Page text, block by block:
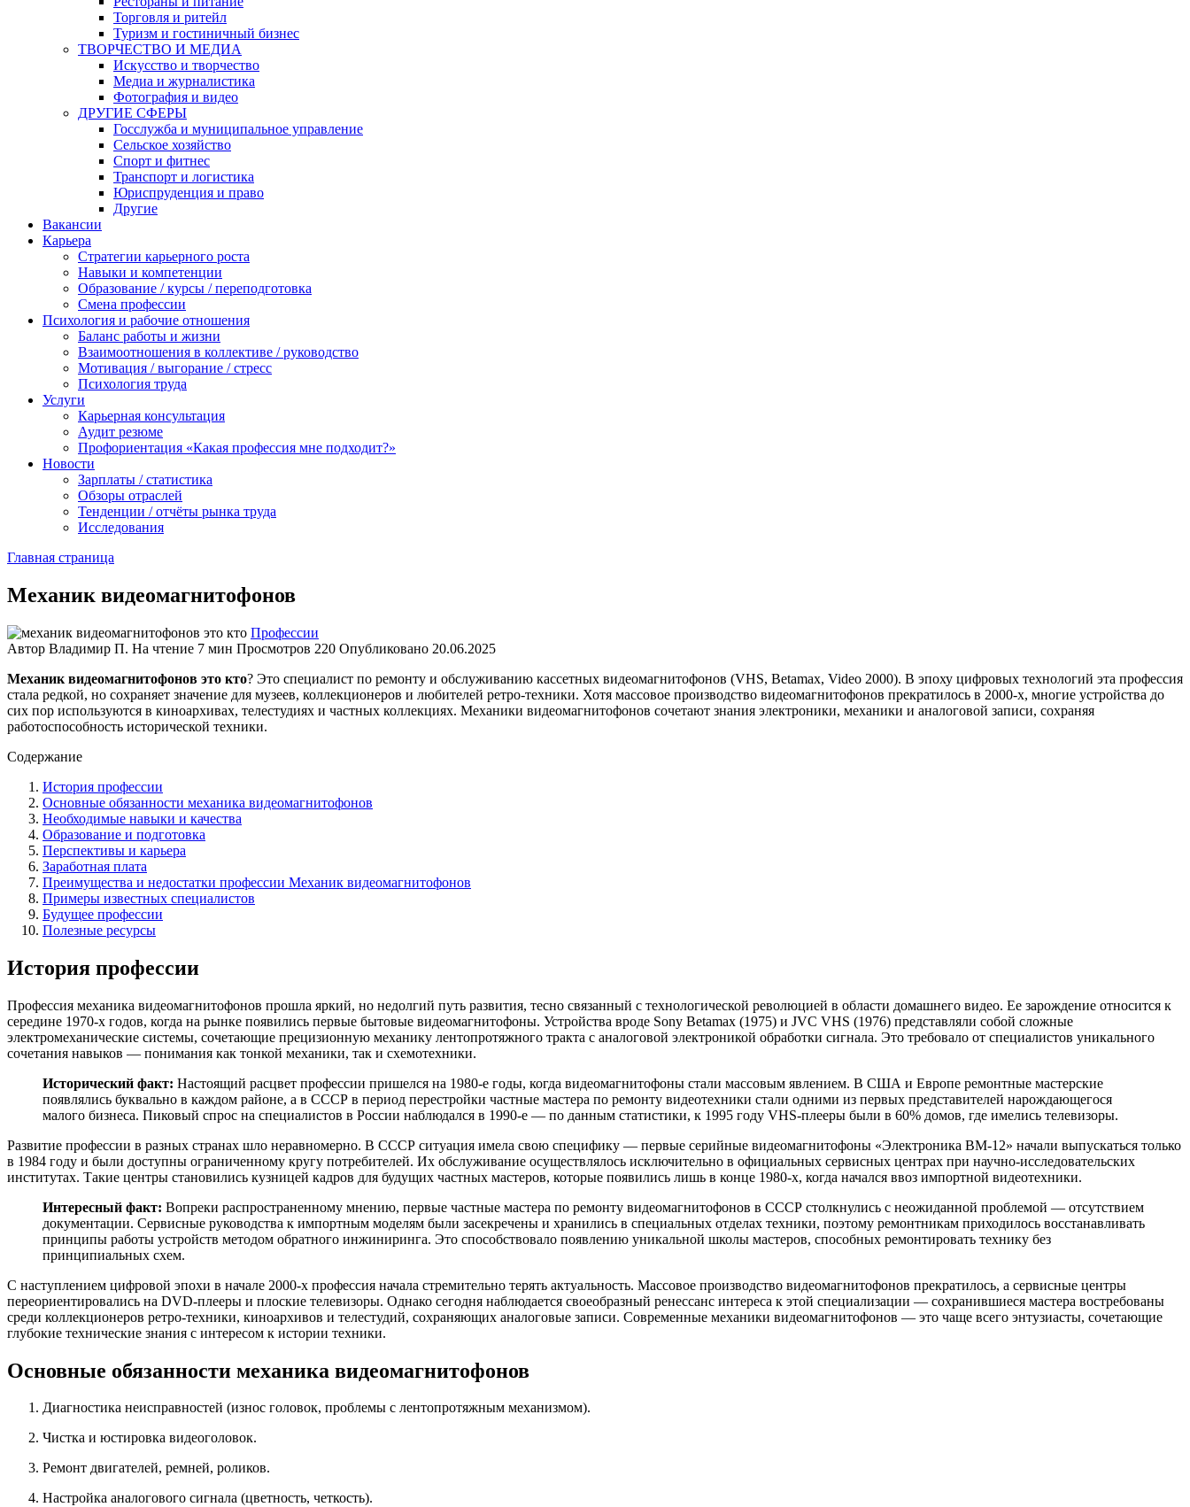
Торговля и ритейл
Туризм и гостиничный бизнес
ТВОРЧЕСТВО И МЕДИА
Искусство и творчество
Медиа и журналистика
Фотография и видео
ДРУГИЕ СФЕРЫ
Госслужба и муниципальное управление
Сельское хозяйство
Спорт и фитнес
Транспорт и логистика
Юриспруденция и право
Другие
Вакансии
Карьера
Стратегии карьерного роста
Навыки и компетенции
Образование / курсы / переподготовка
Смена профессии
Психология и рабочие отношения
Баланс работы и жизни
Взаимоотношения в коллективе / руководство
Мотивация / выгорание / стресс
Психология труда
Услуги
Карьерная консультация
Аудит резюме
Профориентация «Какая профессия мне подходит?»
Новости
Зарплаты / статистика
Обзоры отраслей
Тенденции / отчёты рынка труда
Исследования
Главная страница
Механик видеомагнитофонов
Профессии
Автор Владимир П. На чтение 7 мин Просмотров 220 Опубликовано 20.06.2025
Механик видеомагнитофонов это кто? Это специалист по ремонту и обслуживанию кассетных видеомагнитофонов (VHS, Betamax, Video 2000). В эпоху цифровых технологий эта профессия
стала редкой, но сохраняет значение для музеев, коллекционеров и любителей ретро-техники. Хотя массовое производство видеомагнитофонов прекратилось в 2000-х, многие устройства до
сих пор используются в киноархивах, телестудиях и частных коллекциях. Механики видеомагнитофонов сочетают знания электроники, механики и аналоговой записи, сохраняя
работоспособность исторической техники.
Содержание
История профессии
Основные обязанности механика видеомагнитофонов
Необходимые навыки и качества
Образование и подготовка
Перспективы и карьера
Заработная плата
Преимущества и недостатки профессии Механик видеомагнитофонов
Примеры известных специалистов
Будущее профессии
Полезные ресурсы
История профессии
Профессия механика видеомагнитофонов прошла яркий, но недолгий путь развития, тесно связанный с технологической революцией в области домашнего видео. Ее зарождение относится к
середине 1970-х годов, когда на рынке появились первые бытовые видеомагнитофоны. Устройства вроде Sony Betamax (1975) и JVC VHS (1976) представляли собой сложные
электромеханические системы, сочетающие прецизионную механику лентопротяжного тракта с аналоговой электроникой обработки сигнала. Это требовало от специалистов уникального
сочетания навыков — понимания как тонкой механики, так и схемотехники.
Исторический факт: Настоящий расцвет профессии пришелся на 1980-е годы, когда видеомагнитофоны стали массовым явлением. В США и Европе ремонтные мастерские
появлялись буквально в каждом районе, а в СССР в период перестройки частные мастера по ремонту видеотехники стали одними из первых представителей нарождающегося
малого бизнеса. Пиковый спрос на специалистов в России наблюдался в 1990-е — по данным статистики, к 1995 году VHS-плееры были в 60% домов, где имелись телевизоры.
Развитие профессии в разных странах шло неравномерно. В СССР ситуация имела свою специфику — первые серийные видеомагнитофоны «Электроника ВМ-12» начали выпускаться только
в 1984 году и были доступны ограниченному кругу потребителей. Их обслуживание осуществлялось исключительно в официальных сервисных центрах при научно-исследовательских
институтах. Такие центры становились кузницей кадров для будущих частных мастеров, которые появились лишь в конце 1980-х, когда начался ввоз импортной видеотехники.
Интересный факт: Вопреки распространенному мнению, первые частные мастера по ремонту видеомагнитофонов в СССР столкнулись с неожиданной проблемой — отсутствием
документации. Сервисные руководства к импортным моделям были засекречены и хранились в специальных отделах техники, поэтому ремонтникам приходилось восстанавливать
принципы работы устройств методом обратного инжиниринга. Это способствовало появлению уникальной школы мастеров, способных ремонтировать технику без
принципиальных схем.
С наступлением цифровой эпохи в начале 2000-х профессия начала стремительно терять актуальность. Массовое производство видеомагнитофонов прекратилось, а сервисные центры
переориентировались на DVD-плееры и плоские телевизоры. Однако сегодня наблюдается своеобразный ренессанс интереса к этой специализации — сохранившиеся мастера востребованы
среди коллекционеров ретро-техники, киноархивов и телестудий, сохраняющих аналоговые записи. Современные механики видеомагнитофонов — это чаще всего энтузиасты, сочетающие
глубокие технические знания с интересом к истории техники.
Основные обязанности механика видеомагнитофонов
Диагностика неисправностей (износ головок, проблемы с лентопротяжным механизмом).
Чистка и юстировка видеоголовок.
Ремонт двигателей, ремней, роликов.
Настройка аналогового сигнала (цветность, четкость).